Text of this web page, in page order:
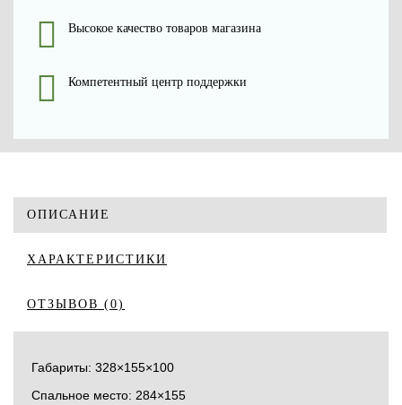
Высокое качество товаров магазина
Компетентный центр поддержки
ОПИСАНИЕ
ХАРАКТЕРИСТИКИ
ОТЗЫВОВ (0)
Габариты: 328×155×100
Спальное место: 284×155